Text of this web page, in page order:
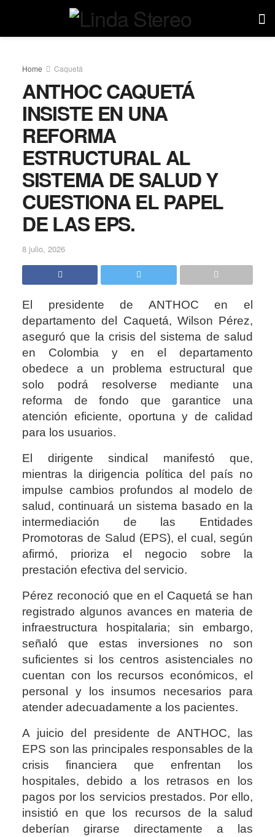
Home Caquetá
ANTHOC CAQUETÁ
INSISTE EN UNA
REFORMA
ESTRUCTURAL AL
SISTEMA DE SALUD Y
CUESTIONA EL PAPEL
DE LAS EPS.
8 julio, 2026
El presidente de ANTHOC en el
departamento del Caquetá, Wilson Pérez,
aseguró que la crisis del sistema de salud
en Colombia y en el departamento
obedece a un problema estructural que
solo podrá resolverse mediante una
reforma de fondo que garantice una
atención eficiente, oportuna y de calidad
para los usuarios.
El dirigente sindical manifestó que,
mientras la dirigencia política del país no
impulse cambios profundos al modelo de
salud, continuará un sistema basado en la
intermediación de las Entidades
Promotoras de Salud (EPS), el cual, según
afirmó, prioriza el negocio sobre la
prestación efectiva del servicio.
Pérez reconoció que en el Caquetá se han
registrado algunos avances en materia de
infraestructura hospitalaria; sin embargo,
señaló que estas inversiones no son
suficientes si los centros asistenciales no
cuentan con los recursos económicos, el
personal y los insumos necesarios para
atender adecuadamente a los pacientes.
A juicio del presidente de ANTHOC, las
EPS son las principales responsables de la
crisis financiera que enfrentan los
hospitales, debido a los retrasos en los
pagos por los servicios prestados. Por ello,
insistió en que los recursos de la salud
deberían girarse directamente a las